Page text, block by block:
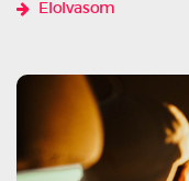
Elolvasom